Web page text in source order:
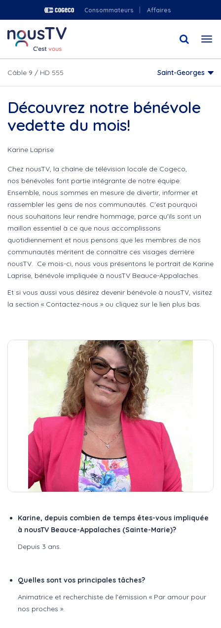
au
contenu
principal
Consommateurs Affaires
Câble 9 / HD 555 Saint-Georges
Découvrez notre bénévole
vedette du mois!
Karine Laprise
Chez nousTV, la chaîne de télévision locale de Cogeco,
nos bénévoles font partie intégrante de notre équipe.
Ensemble, nous sommes en mesure de divertir, informer et
rassembler les gens de nos communautés. C'est pourquoi
nous souhaitons leur rendre hommage; parce qu'ils sont un
maillon essentiel à ce que nous accomplissons
quotidiennement et nous pensons que les membres de nos
communautés méritent de connaître ces visages derrière
nousTV. Ce mois-ci, nous vous présentons le portrait de Karine
Laprise, bénévole impliquée à nousTV Beauce-Appalaches.
Et si vous aussi vous désirez devenir bénévole à nousTV, visitez
la section « Contactez-nous » ou cliquez sur le lien plus bas.
Karine, depuis combien de temps êtes-vous impliquée
à nousTV Beauce-Appalaches (Sainte-Marie)?
Depuis 3 ans.
Quelles sont vos principales tâches?
Animatrice et recherchiste de l'émission « Par amour pour
nos proches ».